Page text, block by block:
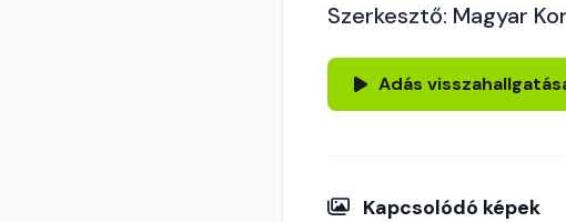
Szerkesztő: Magyar
Adás
Kapcsolódó képek